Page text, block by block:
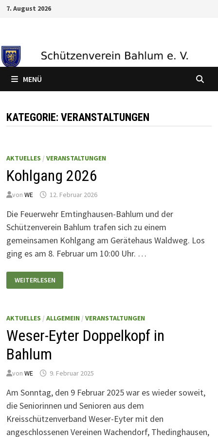
Zum7. August 2026
MENÜ
KATEGORIE: VERANSTALTUNGEN
AKTUELLES / VERANSTALTUNGEN
Kohlgang 2026
von WE 12. Februar 2026
Die Feuerwehr Emtinghausen-Bahlum und der
Schützenverein Bahlum trafen sich zu einem
gemeinsamen Kohlgang am Gerätehaus Waldweg. Los
ging es am 8. Februar um 10:00 Uhr. …
KOHLGANG
2026
WEITERLESEN
AKTUELLES / ALLGEMEIN / VERANSTALTUNGEN
Weser-Eyter Doppelkopf in
Bahlum
von WE 9. Februar 2025
Am Sonntag, den 9 Februar 2025 war es wieder soweit,
die Seniorinnen und Senioren aus dem
Kreisschützenverband Weser-Eyter mit den
angeschlossenen Vereinen Wachendorf, Thedinghausen,